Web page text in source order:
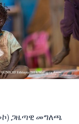
ጋዜጣዊ መግለጫ